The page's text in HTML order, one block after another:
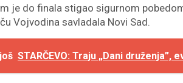
je do finala stigao sigurnom
Vojvodina savladala Novi Sad.
STARČEVO: Traju „Dani